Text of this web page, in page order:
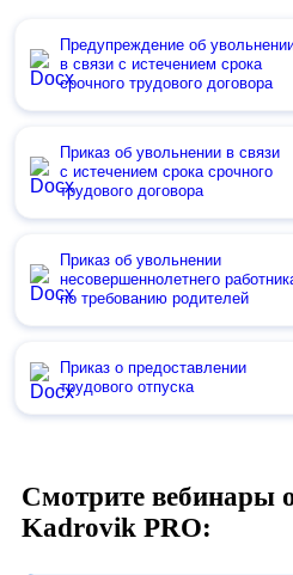
Предупреждение об
в связи с истечением срока
срочного трудового договора
Приказ об увольнении в связи
с истечением срока срочного
трудового договора
Приказ об увольнении
несовершеннолетнего
по требованию родителей
Приказ о предоставлении
трудового отпуска
Смотрите вебинары
Kadrovik PRO: